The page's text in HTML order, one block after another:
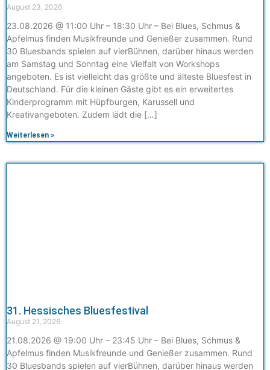
August 23, 2026
23.08.2026 @ 11:00 Uhr – 18:30 Uhr – Bei Blues, Schmus &
Apfelmus finden Musikfreunde und Genießer zusammen. Rund
30 Bluesbands spielen auf vierBühnen, darüber hinaus werden
am Samstag und Sonntag eine Vielfalt von Workshops
angeboten. Es ist vielleicht das größte und älteste Bluesfest in
Deutschland. Für die kleinen Gäste gibt es ein erweitertes
Kinderprogramm mit Hüpfburgen, Karussell und
Kreativangeboten. Zudem lädt die […]
Weiterlesen »
31. Hessisches Bluesfestival
August 21, 2026
21.08.2026 @ 19:00 Uhr – 23:45 Uhr – Bei Blues, Schmus &
Apfelmus finden Musikfreunde und Genießer zusammen. Rund
30 Bluesbands spielen auf vierBühnen, darüber hinaus werden